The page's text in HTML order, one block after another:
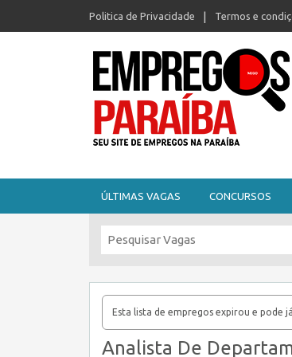
Politica de Privacidade Termos e
ÚLTIMAS VAGAS CONCURSOS
Esta lista de empregos expirou e pode
Analista De